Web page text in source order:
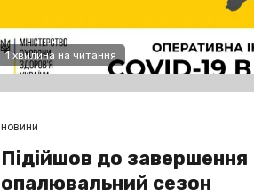
1 хвилина на читання
новини
Підійшов до завершення
опалювальний сезон